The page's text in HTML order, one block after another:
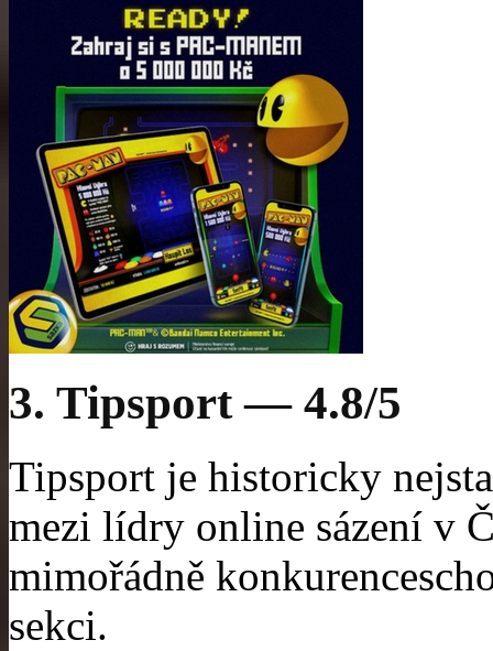
3. Tipsport — 4.8/5
Tipsport je historicky
mezi lídry online sázení v
mimořádně
sekci.